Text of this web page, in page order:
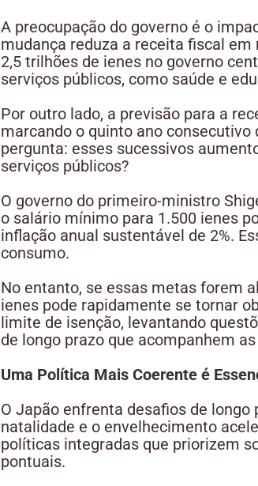
A preocupação do governo é o
mudança reduza a receita fiscal
2,5 trilhões de ienes no governo
serviços públicos, como saúde e
Por outro lado, a previsão para a
marcando o quinto ano
pergunta: esses sucessivos
serviços públicos?
O governo do primeiro-ministro
o salário mínimo para 1.500 ienes
inflação anual sustentável de 2%.
consumo.
No entanto, se essas metas forem
ienes pode rapidamente se tornar
limite de isenção, levantando
de longo prazo que acompanhem
Uma Política Mais Coerente é
O Japão enfrenta desafios de
natalidade e o envelhecimento
políticas integradas que priorizem
pontuais.